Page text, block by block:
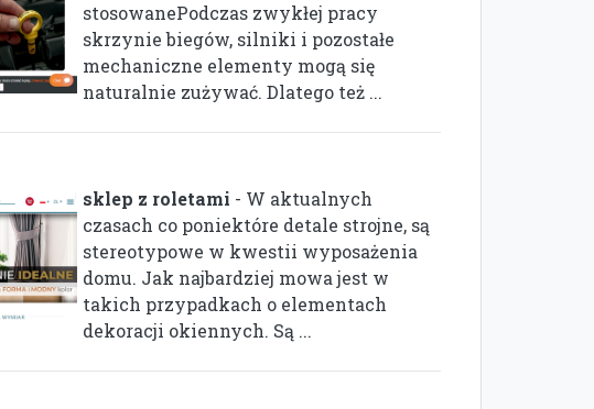
stosowanePodczas zwykłej pracy
skrzynie biegów, silniki i pozostałe
mechaniczne elementy mogą się
naturalnie zużywać. Dlatego też ...
sklep z roletami - W aktualnych
czasach co poniektóre detale strojne, są
stereotypowe w kwestii wyposażenia
domu. Jak najbardziej mowa jest w
takich przypadkach o elementach
dekoracji okiennych. Są ...